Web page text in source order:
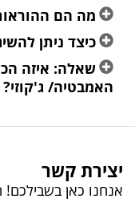
מה הם
כיצד ניתן
שאלה: איזה
האמבטיה/ ג'קוזי?
יצירת קשר
אנחנו כאן בשבילכם!